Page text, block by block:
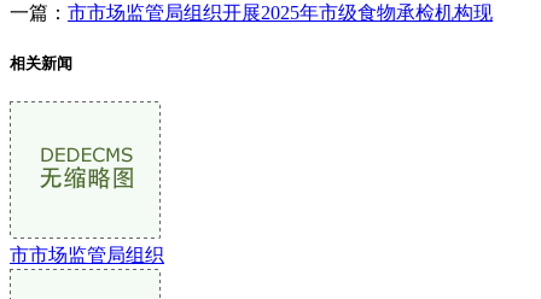
一篇： 市市场监管局组织开展2025年市级食物承检机构现
相关新闻
市市场监管局组织